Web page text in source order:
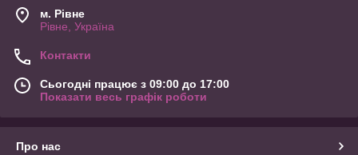
м. Рівне
Рівне, Україна
Контакти
Сьогодні працює з 09:00 до 17:00
Показати весь графік роботи
Про нас